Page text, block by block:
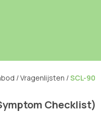
/Vragenlijsten /SCL-90
Checklist)